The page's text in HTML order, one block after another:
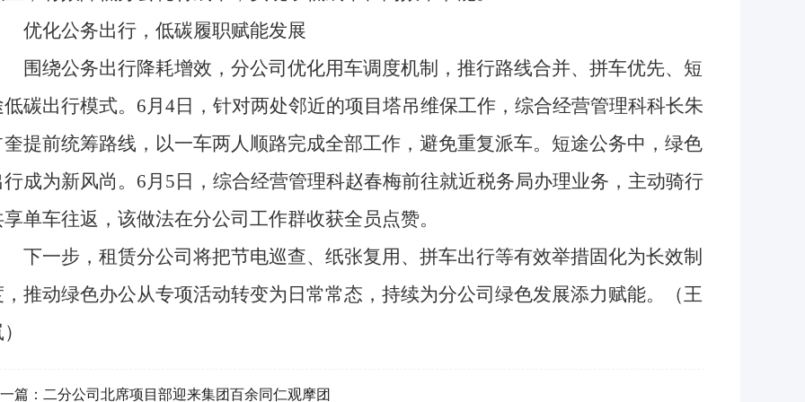
化公务出行，低碳履职赋能发展
绕公务出行降耗增效，分公司优化用车调度机制，推行路线合并、拼车优先、短
低碳出行模式。6月4日，针对两处邻近的项目塔吊维保工作，综合经营管理科科长朱
奎提前统筹路线，以一车两人顺路完成全部工作，避免重复派车。短途公务中，绿色
行成为新风尚。6月5日，综合经营管理科赵春梅前往就近税务局办理业务，主动骑行
享单车往返，该做法在分公司工作群收获全员点赞。
一步，租赁分公司将把节电巡查、纸张复用、拼车出行等有效举措固化为长效制
，推动绿色办公从专项活动转变为日常常态，持续为分公司绿色发展添力赋能。（王
篇： 二分公司北席项目部迎来集团百余同仁观摩团